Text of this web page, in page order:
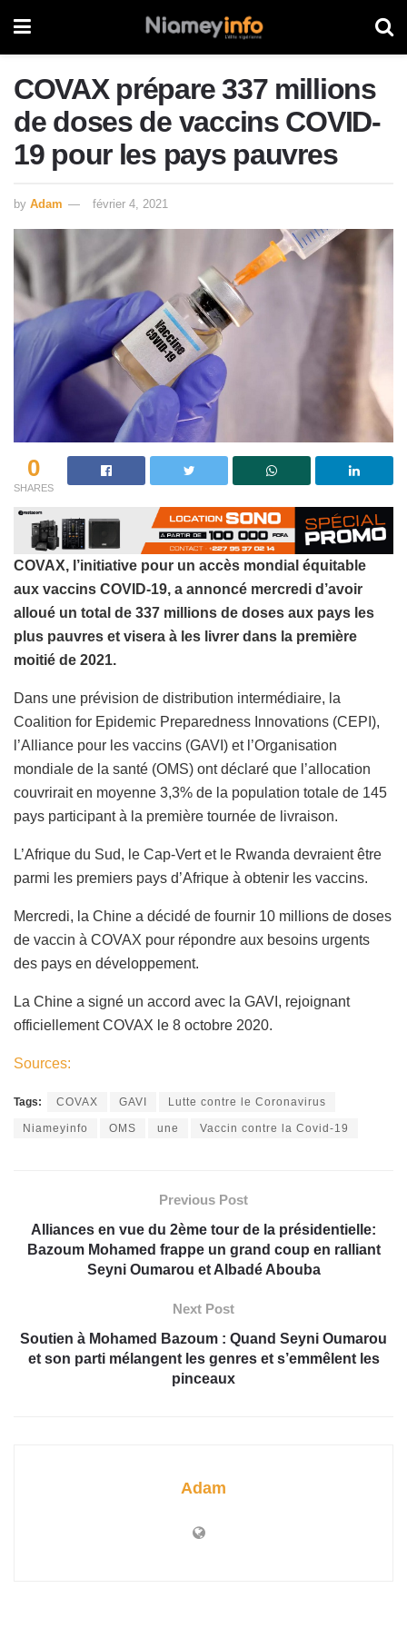
COVAX prépare 337 millions
de doses de vaccins COVID-
19 pour les pays pauvres
by Adam février 4, 2021
0
SHARES
COVAX, l’initiative pour un accès mondial équitable
aux vaccins COVID-19, a annoncé mercredi d’avoir
alloué un total de 337 millions de doses aux pays les
plus pauvres et visera à les livrer dans la première
moitié de 2021.
Dans une prévision de distribution intermédiaire, la
Coalition for Epidemic Preparedness Innovations (CEPI),
l’Alliance pour les vaccins (GAVI) et l’Organisation
mondiale de la santé (OMS) ont déclaré que l’allocation
couvrirait en moyenne 3,3% de la population totale de 145
pays participant à la première tournée de livraison.
L’Afrique du Sud, le Cap-Vert et le Rwanda devraient être
parmi les premiers pays d’Afrique à obtenir les vaccins.
Mercredi, la Chine a décidé de fournir 10 millions de doses
de vaccin à COVAX pour répondre aux besoins urgents
des pays en développement.
La Chine a signé un accord avec la GAVI, rejoignant
officiellement COVAX le 8 octobre 2020.
Sources:
Tags: COVAX GAVI Lutte contre le Coronavirus
Niameyinfo OMS une Vaccin contre la Covid-19
Previous Post
Alliances en vue du 2ème tour de la présidentielle:
Bazoum Mohamed frappe un grand coup en ralliant
Seyni Oumarou et Albadé Abouba
Next Post
Soutien à Mohamed Bazoum : Quand Seyni Oumarou
et son parti mélangent les genres et s’emmêlent les
pinceaux
Adam